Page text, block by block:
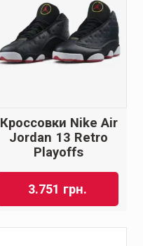
Кроссовки Nike Air
Jordan 13 Retro
Playoffs
3.751 грн.